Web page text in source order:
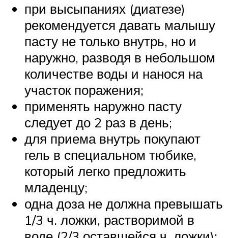
при высыпаниях (диатезе)
рекомендуется давать малышу
пасту не только внутрь, но и
наружно, разводя в небольшом
количестве воды и нанося на
участок поражения;
применять наружно пасту
следует до 2 раз в день;
для приема внутрь покупают
гель в специальном тюбике,
который легко предложить
младенцу;
одна доза не должна превышать
1/3 ч. ложки, растворимой в